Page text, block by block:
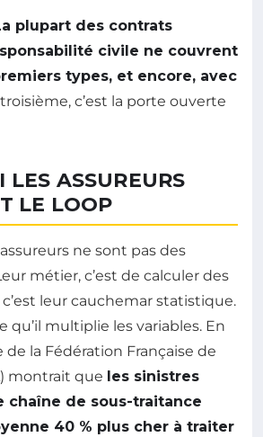
plupart des contrats
civile ne couvrent
types, et encore, avec
c’est la porte ouverte
LES ASSUREURS
LE LOOP
ne sont pas des
métier, c’est de calculer des
c’est leur cauchemar statistique.
qu’il multiplie les variables. En
la Fédération Française de
montrait que les sinistres
chaîne de sous-traitance
40 % plus cher à traiter